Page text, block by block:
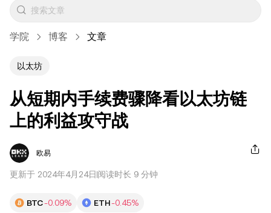
学院 博客 文章
以太坊
从短期内手续费骤降看以太坊链
上的利益攻守战
欧易
更新于 2024年4月24日 阅读时长 9 分钟
BTC-0.09% ETH-0.45%